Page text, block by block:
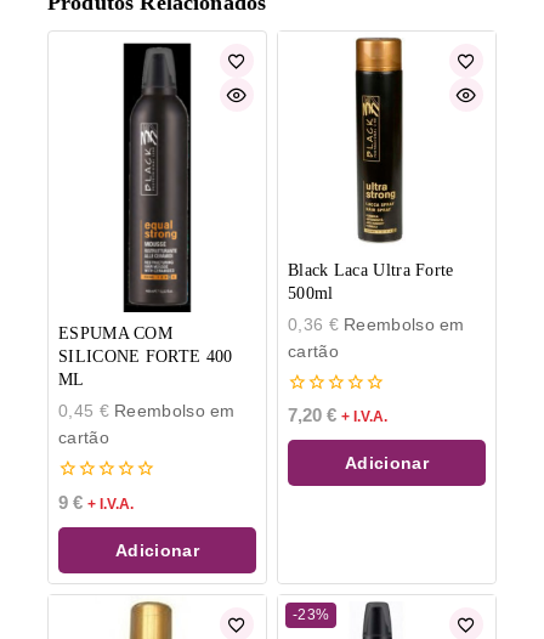
ESPUMA COM
SILICONE FORTE 400
ML
0,45 €Reembolso em
cartão
0
de
5
9 € + I.V.A.
Adicionar
Black Laca Ultra Forte
500ml
0,36 €Reembolso em
cartão
0
de
5
7,20 € + I.V.A.
Adicionar
-23%